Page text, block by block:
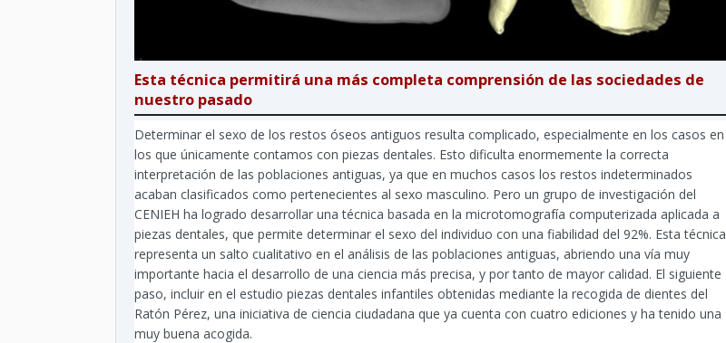
Esta técnica permitirá una más completa comprensión de las sociedades de
nuestro pasado
Determinar el sexo de los restos óseos antiguos resulta complicado, especialmente en los casos en
los que únicamente contamos con piezas dentales. Esto dificulta enormemente la correcta
interpretación de las poblaciones antiguas, ya que en muchos casos los restos indeterminados
acaban clasificados como pertenecientes al sexo masculino. Pero un grupo de investigación del
CENIEH ha logrado desarrollar una técnica basada en la microtomografía computerizada aplicada a
piezas dentales, que permite determinar el sexo del individuo con una fiabilidad del 92%. Esta técnica
representa un salto cualitativo en el análisis de las poblaciones antiguas, abriendo una vía muy
importante hacia el desarrollo de una ciencia más precisa, y por tanto de mayor calidad. El siguiente
paso, incluir en el estudio piezas dentales infantiles obtenidas mediante la recogida de dientes del
Ratón Pérez, una iniciativa de ciencia ciudadana que ya cuenta con cuatro ediciones y ha tenido una
muy buena acogida.